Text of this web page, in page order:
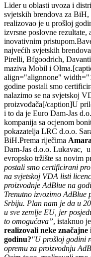
Lider u oblasti uvoza i
svjetskih brendova za BiH,
realizovao je u prošloj
izvrsne poslovne rezultate,
inovativnim
najvećih svjetskih
Pirelli, Bfgoodrich,
maziva Mobil i
align="alignnone"
godine postali smo
nalazimo se na svjetskoj
proizvođača[/caption]U
i to da je Euro Dam-Jas
kompanija sa ocjenom
pokazatelja LRC d.o.o.
BiH.Prema riječima
Dam-Jas d.o.o. Lukavac,
evropsko tržište sa novim
postali smo certificirani
na svjetskoj VDA listi
proizvodnje AdBlue na
Trenutno izvozimo
Srbiju. Plan nam je da u
u sve zemlje EU, jer
to omogućava”, istaknuo
realizovali neke
godinu?"U prošloj godini
opremu za proizvodnju